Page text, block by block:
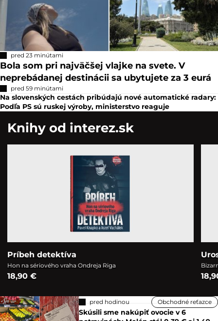
pred 23 minútami
Bola som pri najväčšej vlajke na svete. V
neprebádanej destinácii sa ubytujete za 3 eurá
pred 59 minútami
Na slovenských cestách pribúdajú nové automatické radary:
Podľa PS sú ruskej výroby, ministerstvo reaguje
Knihy od interez.sk
Príbeh detektíva
Hon na sériového vraha Ondreja Riga
18,90 €
pred hodinou Obchodné reťazce
Skúsili sme nakúpiť ovocie v 6